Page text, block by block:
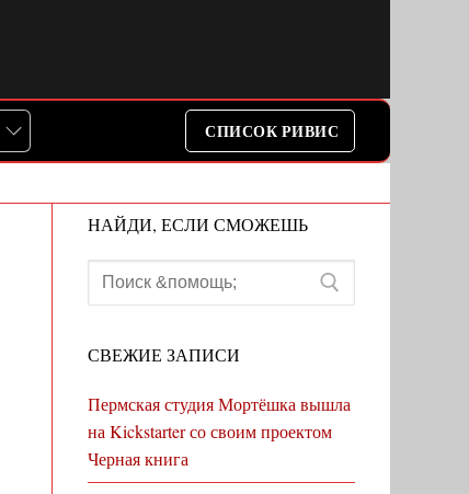
СПИСОК РИВИС
НАЙДИ, ЕСЛИ СМОЖЕШЬ
Искать:
СВЕЖИЕ ЗАПИСИ
Пермская студия Мортёшка вышла
на Kickstarter со своим проектом
Черная книга